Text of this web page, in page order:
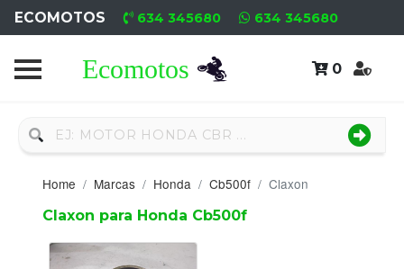
ECOMOTOS 634 345680 634 345680
0
Home
Nuevo
Neumáticos
Campa
Home Marcas Honda Cb500f Claxon
Claxon para Honda Cb500f